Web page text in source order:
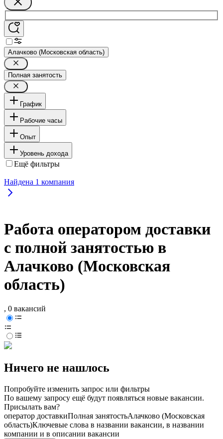
Алачково (Московская область)
Полная занятость
График
Рабочие часы
Опыт
Уровень дохода
Ещё фильтры
Найдена 1 компания
Работа оператором доставки
с полной занятостью в
Алачково (Московская
область)
, 0 вакансий
Ничего не нашлось
Попробуйте изменить запрос или фильтры
По вашему запросу ещё будут появляться новые вакансии.
Присылать вам?
оператор доставкиПолная занятостьАлачково (Московская
область)Ключевые слова в названии вакансии, в названии
компании и в описании вакансии